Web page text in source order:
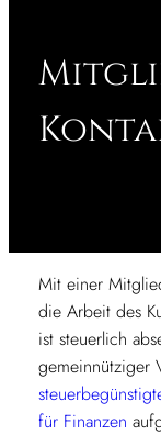
Mit einer
die Arbeit des
ist steuerlich
gemeinnütziger
für Finanzen